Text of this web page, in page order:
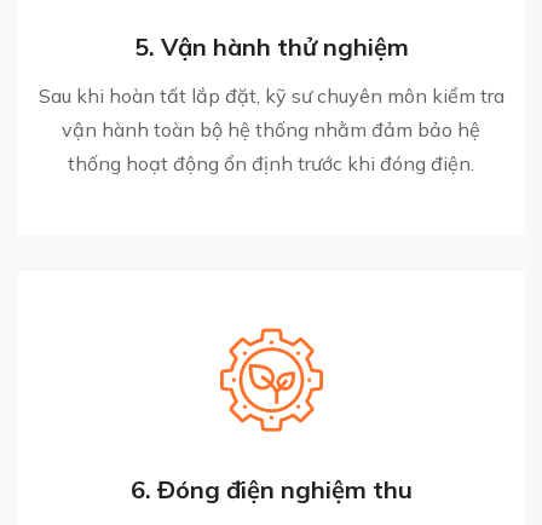
5. Vận hành thử nghiệm
Sau khi hoàn tất lắp đặt, kỹ sư chuyên môn kiểm tra
vận hành toàn bộ hệ thống nhằm đảm bảo hệ
thống hoạt động ổn định trước khi đóng điện.
6. Đóng điện nghiệm thu